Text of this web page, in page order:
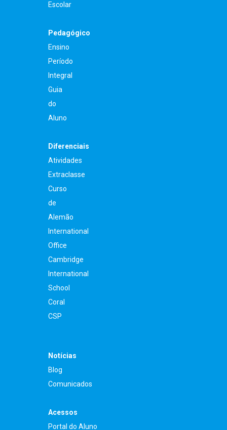
Escolar
Pedagógico
Ensino
Período
Integral
Guia
do
Aluno
Diferenciais
Atividades
Extraclasse
Curso
de
Alemão
International
Office
Cambridge
International
School
Coral
CSP
Notícias
Blog
Comunicados
Acessos
Portal do Aluno